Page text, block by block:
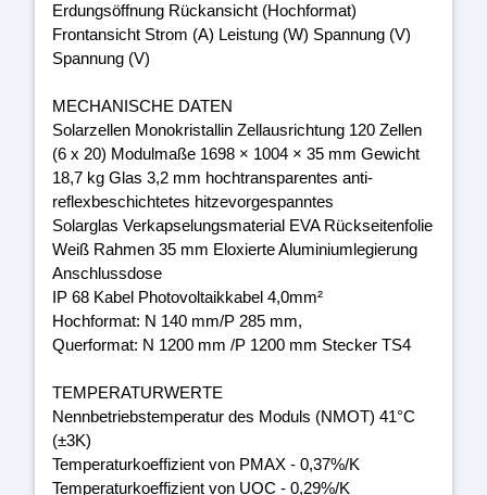
Erdungsöffnung Rückansicht (Hochformat)
Frontansicht Strom (A) Leistung (W) Spannung (V)
Spannung (V)
MECHANISCHE DATEN
Solarzellen Monokristallin Zellausrichtung 120 Zellen
(6 x 20) Modulmaße 1698 × 1004 × 35 mm Gewicht
18,7 kg Glas 3,2 mm hochtransparentes anti-
reflexbeschichtetes hitzevorgespanntes
Solarglas Verkapselungsmaterial EVA Rückseitenfolie
Weiß Rahmen 35 mm Eloxierte Aluminiumlegierung
Anschlussdose
IP 68 Kabel Photovoltaikkabel 4,0mm²
Hochformat: N 140 mm/P 285 mm,
Querformat: N 1200 mm /P 1200 mm Stecker TS4
TEMPERATURWERTE
Nennbetriebstemperatur des Moduls (NMOT) 41°C
(±3K)
Temperaturkoeffizient von PMAX - 0,37%/K
Temperaturkoeffizient von UOC - 0,29%/K